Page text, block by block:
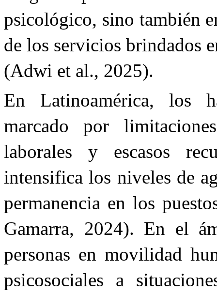
psicológico, sino también
de los servicios brindados
(Adwi et al., 2025).
En Latinoamérica, los
marcado por
laborales y escasos
intensifica los niveles de
permanencia en los
Gamarra, 2024). En el
personas en movilidad
psicosociales a